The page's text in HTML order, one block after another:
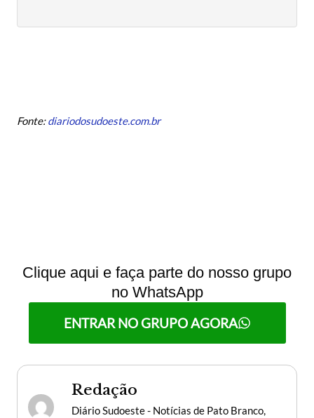
Fonte:diariodosudoeste.com.br
Clique aqui e faça parte do nosso grupo
no WhatsApp
ENTRAR NO GRUPO AGORA
Redação
Diário Sudoeste - Notícias de Pato Branco,